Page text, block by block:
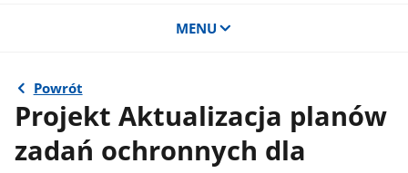
MENU
Powrót
Projekt Aktualizacja planów
zadań ochronnych dla